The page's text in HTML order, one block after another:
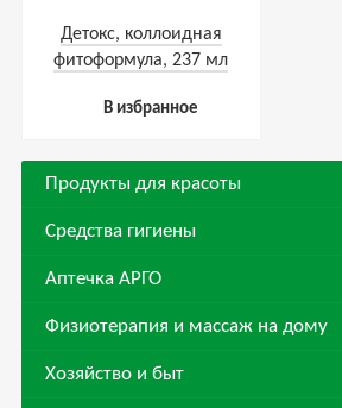
Детокс, коллоидная
фитоформула, 237 мл
В избранное
Продукты для красоты
Средства гигиены
Аптечка АРГО
Физиотерапия и массаж на дому
Хозяйство и быт